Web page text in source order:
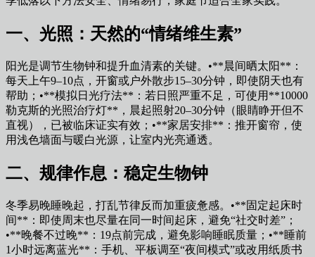
一、光照：天然的“情绪维生素”
阳光是调节生物钟和提升血清素的关键。•**晨间晒太阳**：
每天上午9–10点，开窗或户外散步15–30分钟，即使阴天也有
帮助；•**模拟日光疗法**：若日照严重不足，可使用**10000
勒克斯的光照治疗灯**，晨起照射20–30分钟（眼睛睁开但不
直视），已被临床证实有效；•**家居安排**：推开窗帘，使
用浅色墙面与暖白光源，让室内光亮通透。
二、规律作息：稳定生物钟
冬季易晚睡晚起，打乱节律反而加重疲惫感。•**固定起床时
间**：即使周末也尽量在同一时间起床，避免“社交时差”；
•**晚餐不过晚**：19点前完成，避免影响睡眠质量；•**睡前
1小时远离蓝光**：手机、平板调至“夜间模式”或改用纸质书